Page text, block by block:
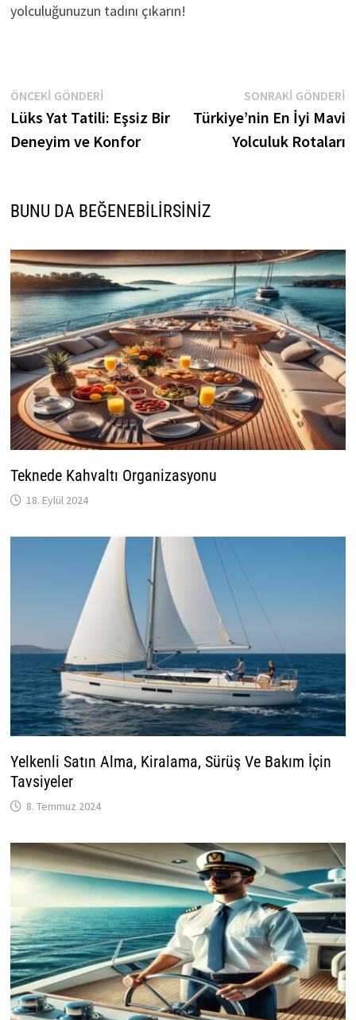
yolculuğunuzun tadını çıkarın!
Yazı
gezinmesi
ÖNCEKI GÖNDERI
gönderi:
Lüks Yat Tatili: Eşsiz Bir
Deneyim ve Konfor
SONRAKI GÖNDERI
Türkiye’nin En İyi Mavi
Yolculuk Rotaları
BUNU DA BEĞENEBILIRSINIZ
Teknede Kahvaltı Organizasyonu
18. Eylül 2024
Yelkenli Satın Alma, Kiralama, Sürüş Ve Bakım İçin
Tavsiyeler
8. Temmuz 2024